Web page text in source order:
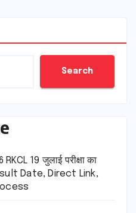
Search
19 जुलाई परीक्षा का
Date, Direct Link,